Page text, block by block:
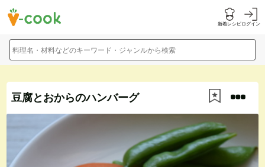
新着レシピログイン
料理名・材料などのキーワード・ジャンルから検索
豆腐とおからのハンバーグ